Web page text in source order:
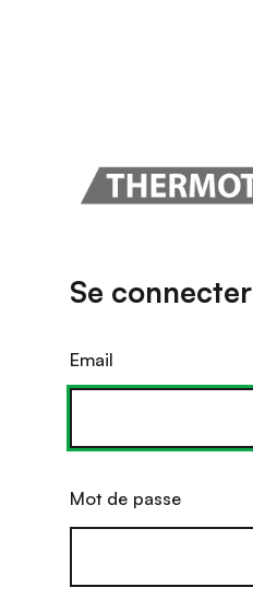
Se connecter
Email
Mot de passe